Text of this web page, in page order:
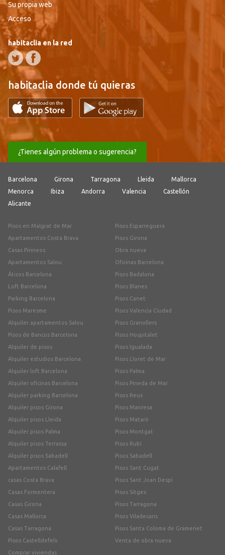
Su propia web
Acceso
habitaclia en la red
habitaclia donde tú quieras
¿Tienes algún problema o sugerencia?
Barcelona Girona Tarragona Lleida
Mallorca
Menorca
Ibiza Andorra Valencia
Castellón
Alicante
Pisos en Malgrat de Mar
Apartamentos Costa Brava
Casas Pirineos
Apartamentos Salou
Áticos Barcelona
Loft Barcelona
Parking Barcelona
Pisos Maresme
Alquiler apartamentos Salou
Pisos de Bancos Barcelona
Alquiler de pisos
Alquiler estudios Barcelona
Alquiler loft Barcelona
Alquiler oficinas Barcelona
Alquiler parking Barcelona
Alquiler pisos Girona
Alquiler pisos Lleida
Alquiler pisos Palma
Alquiler pisos Terrassa
Alquiler pisos Sabadell
Apartamentos Calafell
casas Costa Brava
Casas Formentera
Casas Girona
Casas Mallorca
Casas Tarragona
Pisos Castelldefels
Comprar viviendas
Pisos Esparreguera
Pisos Girona
Obra nueva
Oficinas Barcelona
Pisos Badalona
Pisos Blanes
Pisos Canet
Pisos Valencia Ciudad
Pisos Granollers
Pisos Hospitalet
Pisos Igualada
Pisos Lloret de Mar
Pisos Palma
Pisos Pineda de Mar
Pisos Reus
Pisos Manresa
Pisos Mataró
Pisos Montgat
Pisos Rubí
Pisos Sabadell
Pisos Sant Cugat
Pisos Sant Joan Despí
Pisos Sitges
Pisos Tarragona
Pisos Viladecans
Pisos Santa Coloma de Gramenet
Venta de obra nueva